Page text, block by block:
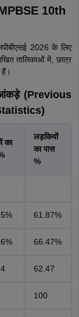
10th
2026 के लिए
तालिकाओं में, छात्र
के आंकड़े (Previous
का
लड़कियों
का पास
%
61.87%
66.47%
62.47
100